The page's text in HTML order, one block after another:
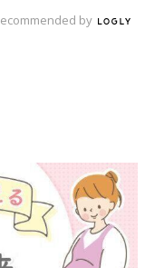
by
策、知っておいて！